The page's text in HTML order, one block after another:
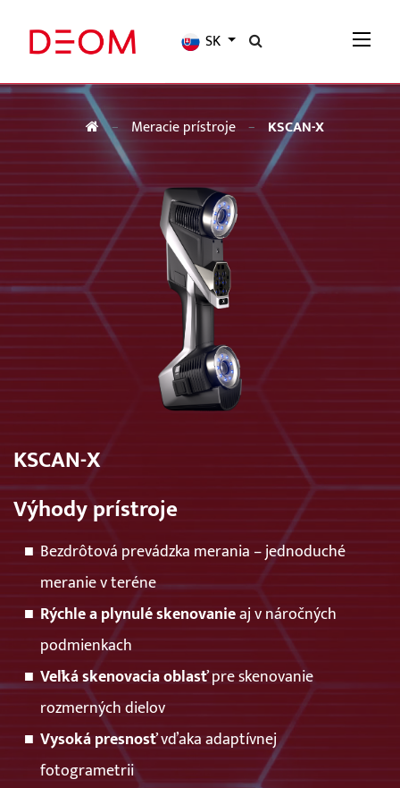
SK
Meracie prístroje KSCAN-X
KSCAN-X
Výhody prístroje
Bezdrôtová prevádzka merania – jednoduché
meranie v teréne
Rýchle a plynulé skenovanieaj v náročných
podmienkach
Veľká skenovacia oblasťpre skenovanie
rozmerných dielov
Vysoká presnosťvďaka adaptívnej
fotogrametrii